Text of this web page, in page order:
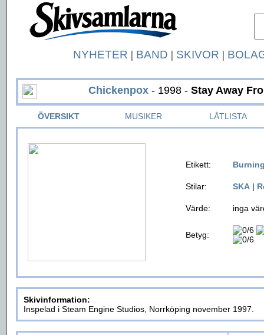
NYHETER | BAND | SKIVOR |
Chickenpox- 1998 - Stay Away
ÖVERSIKT MUSIKER LÅTLISTA
Etikett:
Stilar: SKA |
Värde: inga
Betyg:
Skivinformation:
Inspelad i Steam Engine Studios, Norrköping november 1997.